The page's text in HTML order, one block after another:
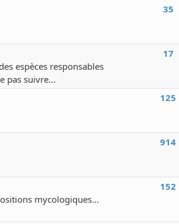
35
espèces responsables
pas suivre...
17
125
914
mycologiques...
152